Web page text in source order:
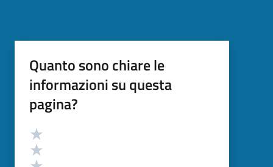
Quanto sono chiare le
informazioni su questa
pagina?
Valutazione